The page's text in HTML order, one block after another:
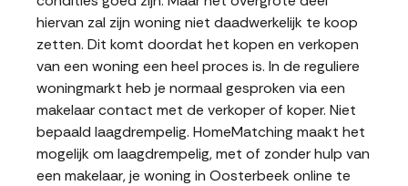
hiervan zal zijn woning niet daadwerkelijk te koop
zetten. Dit komt doordat het kopen en verkopen
van een woning een heel proces is. In de reguliere
woningmarkt heb je normaal gesproken via een
makelaar contact met de verkoper of koper. Niet
bepaald laagdrempelig. HomeMatching maakt het
mogelijk om laagdrempelig, met of zonder hulp van
een makelaar, je woning in Oosterbeek online te